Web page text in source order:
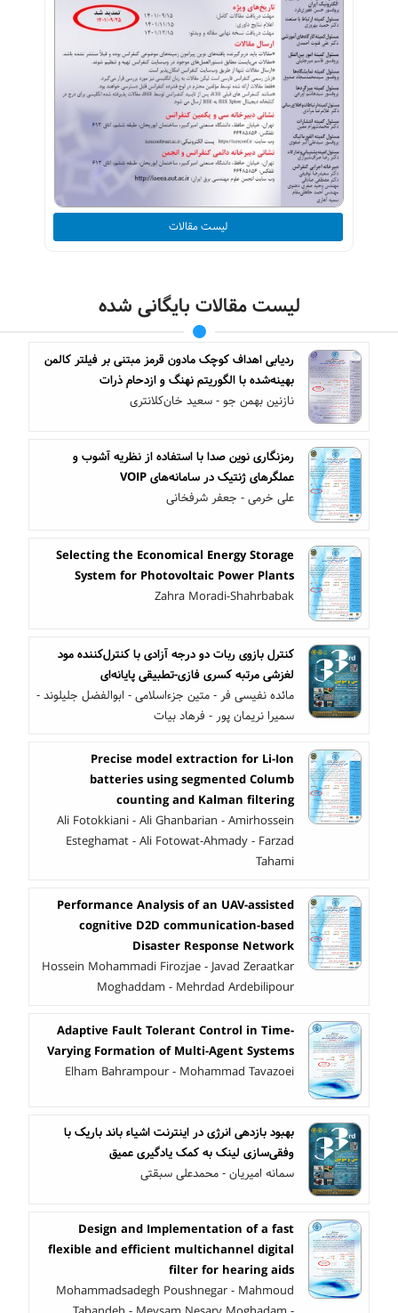
لیست مقالات
لیست مقالات بایگانی شده
ردیابی اهداف کوچک مادون قرمز مبتنی بر فیلتر کالمن
بهینه‌شده با الگوریتم نهنگ و ازدحام ذرات
نازنین بهمن جو - سعید خان‌کلانتری
رمزنگاری نوین صدا با استفاده از نظریه آشوب و
عملگرهای ژنتیک در سامانه‌های VOIP
علی خرمی - جعفر شرفخانی
Selecting the Economical Energy Storage
System for Photovoltaic Power Plants
Zahra Moradi-Shahrbabak
کنترل بازوی ربات دو درجه آزادی با کنترل‌کننده مود
لغزشی مرتبه کسری فازی-تطبیقی پایانه‌ای
مائده نفیسی فر - متین جزءاسلامی - ابوالفضل جلیلوند -
سمیرا نریمان پور - فرهاد بیات
Precise model extraction for Li-Ion
batteries using segmented Columb
counting and Kalman filtering
Ali Fotokkiani - Ali Ghanbarian - Amirhossein
Esteghamat - Ali Fotowat-Ahmady - Farzad
Tahami
Performance Analysis of an UAV-assisted
cognitive D2D communication-based
Disaster Response Network
Hossein Mohammadi Firozjae - Javad Zeraatkar
Moghaddam - Mehrdad Ardebilipour
Adaptive Fault Tolerant Control in Time-
Varying Formation of Multi-Agent Systems
Elham Bahrampour - Mohammad Tavazoei
بهبود بازدهی انرژی در اینترنت اشیاء باند باریک با
وفقی‌سازی لینک به کمک یادگیری عمیق
سمانه امیریان - محمدعلی سبقتی
Design and Implementation of a fast
flexible and efficient multichannel digital
filter for hearing aids
Mohammadsadegh Poushnegar - Mahmoud